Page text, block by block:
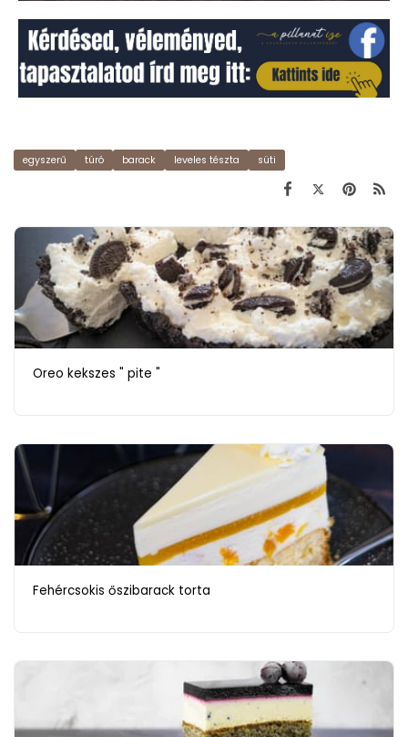
egyszerű túró barack leveles tészta süti
Oreo kekszes " pite "
Fehércsokis őszibarack torta